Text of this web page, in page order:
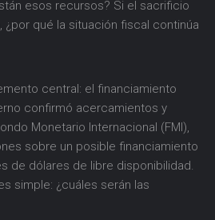
esos recursos? Si el sacrificio
¿por qué la situación fiscal continúa
central: el financiamiento
confirmó acercamientos y
Monetario Internacional (FMI),
sobre un posible financiamiento
de dólares de libre disponibilidad.
simple: ¿cuáles serán las